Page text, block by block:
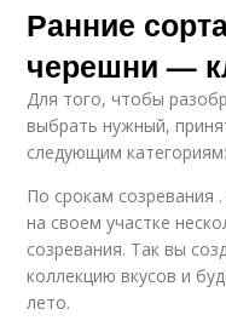
Ранние
черешни —
Для того, чтобы
выбрать нужный,
следующим категориям:
По срокам созревания
на своем участке
созревания. Так вы
коллекцию вкусов и
лето.